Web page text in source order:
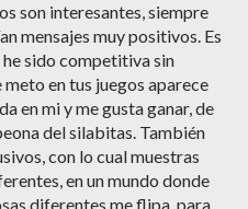
son interesantes, siempre
mensajes muy positivos. Es
sido competitiva sin
en tus juegos aparece
en mi y me gusta ganar, de
del silabitas. También
con lo cual muestras
en un mundo donde
diferentes me flipa, para